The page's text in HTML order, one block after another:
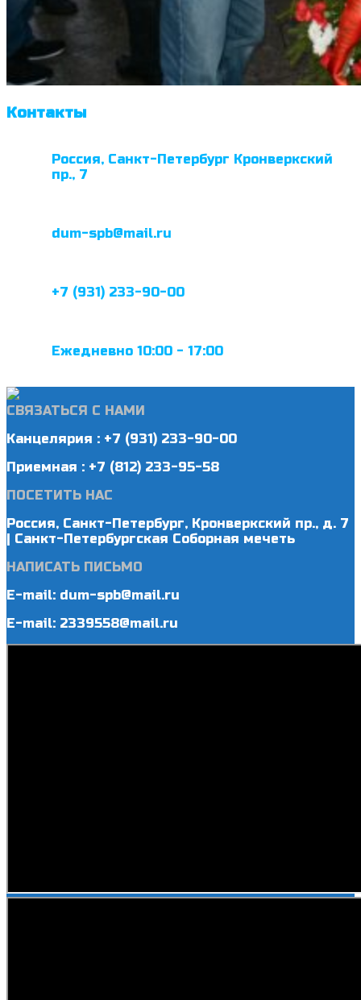
Контакты
Россия, Санкт-Петербург Кронверкский
пр., 7
dum-spb@mail.ru
+7 (931) 233-90-00
Ежедневно 10:00 - 17:00
СВЯЗАТЬСЯ С НАМИ
Канцелярия : +7 (931) 233-90-00
Приемная : +7 (812) 233-95-58
ПОСЕТИТЬ НАС
Россия, Санкт-Петербург, Кронверкский пр., д. 7
| Санкт-Петербургская Соборная мечеть
НАПИСАТЬ ПИСЬМО
E-mail: dum-spb@mail.ru
E-mail: 2339558@mail.ru